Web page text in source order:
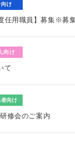
け
任用職員】募集※募
向け
て
向け
修会のご案内